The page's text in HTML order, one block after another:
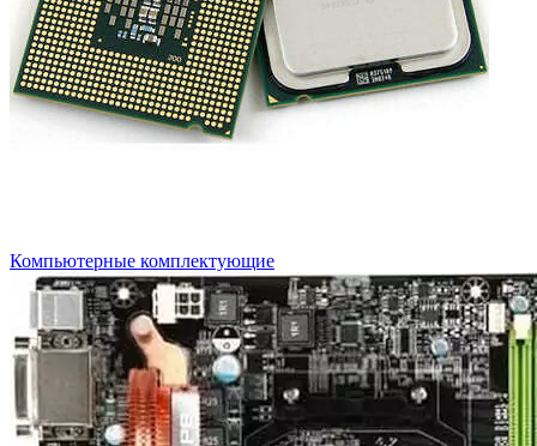
Компьютерные комплектующие